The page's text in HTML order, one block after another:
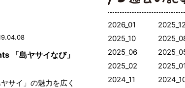
「島ヤサイなび」
サイ」の魅力を広く
2026_01 2025_12
2025_10
2025_06
2025_02
2025_01
2024_11